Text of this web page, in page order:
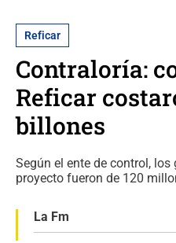
Reficar
Contraloría:
Reficar
billones
Según el ente de control,
proyecto fueron de 120
La Fm